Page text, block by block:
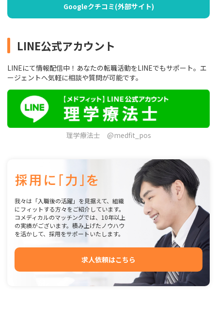
Googleクチコミ(外部サイト)
LINE公式アカウント
LINEにて情報配信中！あなたの転職活動をLINEでもサポート。エ
ージェントへ気軽に相談や質問が可能です。
理学療法士 @medfit_pos
我々は「入職後の活躍」を見据えて、組織
にフィットする方々をご紹介しています。
コメディカルのマッチングでは、10年以上
の実績がございます。積み上げたノウハウ
を活かして、採用をサポートいたします。
求人依頼はこちら